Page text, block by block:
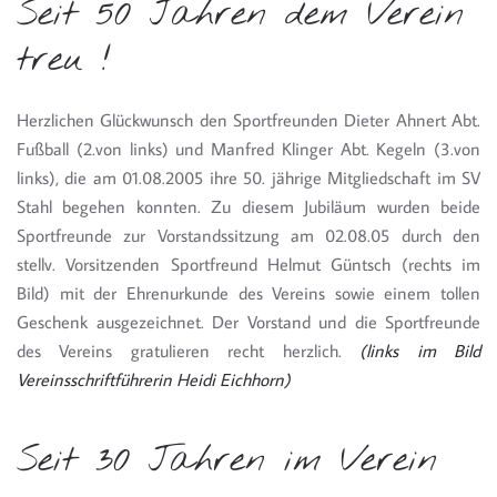
Seit 50 Jahren dem Verein
treu !
Herzlichen Glückwunsch den Sportfreunden Dieter Ahnert Abt.
Fußball (2.von links) und Manfred Klinger Abt. Kegeln (3.von
links), die am 01.08.2005 ihre 50. jährige Mitgliedschaft im SV
Stahl begehen konnten. Zu diesem Jubiläum wurden beide
Sportfreunde zur Vorstandssitzung am 02.08.05 durch den
stellv. Vorsitzenden Sportfreund Helmut Güntsch (rechts im
Bild) mit der Ehrenurkunde des Vereins sowie einem tollen
Geschenk ausgezeichnet. Der Vorstand und die Sportfreunde
des Vereins gratulieren recht herzlich.
(links im Bild
Vereinsschriftführerin Heidi Eichhorn)
Seit 30 Jahren im Verein